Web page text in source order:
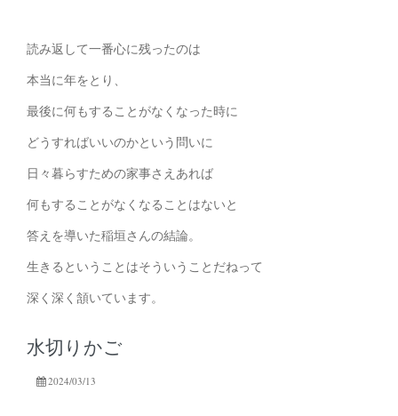
読み返して一番心に残ったのは
本当に年をとり、
最後に何もすることがなくなった時に
どうすればいいのかという問いに
日々暮らすための家事さえあれば
何もすることがなくなることはないと
答えを導いた稲垣さんの結論。
生きるということはそういうことだねって
深く深く頷いています。
水切りかご
2024/03/13